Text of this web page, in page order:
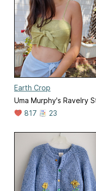
Earth Crop
Uma Murphy's Ravelry
817
23